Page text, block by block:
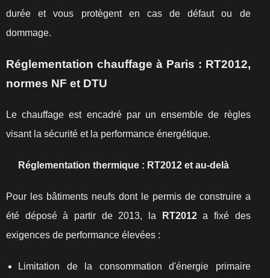
durée et vous protègent en cas de défaut ou de
dommage.
Réglementation chauffage à Paris : RT2012,
normes NF et DTU
Le chauffage est encadré par un ensemble de règles
visant la sécurité et la performance énergétique.
Réglementation thermique : RT2012 et au-delà
Pour les bâtiments neufs dont le permis de construire a
été déposé à partir de 2013, la
RT2012a fixé des
exigences de performance élevées :
Limitation de la consommation d'énergie primaire